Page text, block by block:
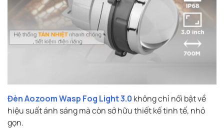
Đèn Aozoom Wasp Fog Light 3.0 không chỉ nổi bật về
hiệu suất ánh sáng mà còn sở hữu thiết kế tinh tế, nhỏ
gọn.